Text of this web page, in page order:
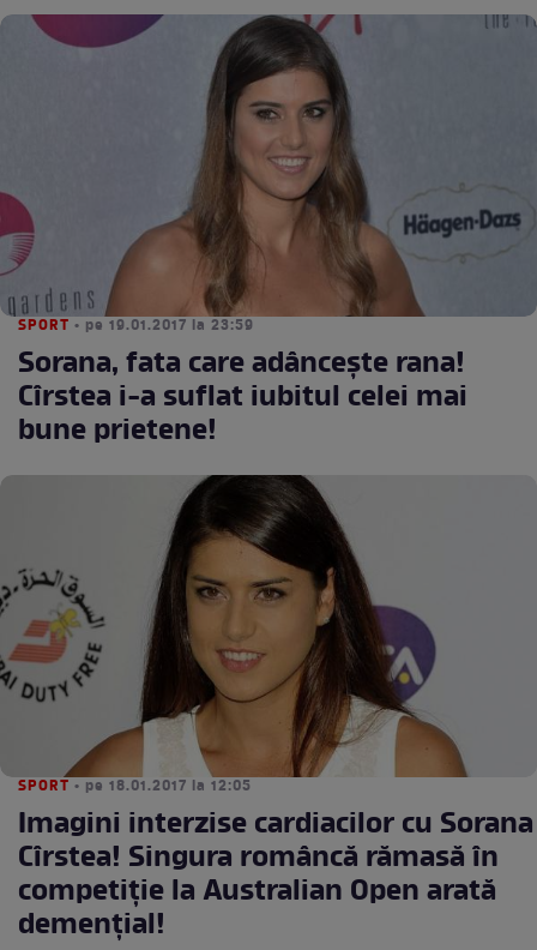
SPORT • pe 19.01.2017 la 23:59
Sorana, fata care adânceşte rana!
Cîrstea i-a suflat iubitul celei mai
bune prietene!
SPORT • pe 18.01.2017 la 12:05
Imagini interzise cardiacilor cu Sorana
Cîrstea! Singura româncă rămasă în
competiţie la Australian Open arată
demenţial!